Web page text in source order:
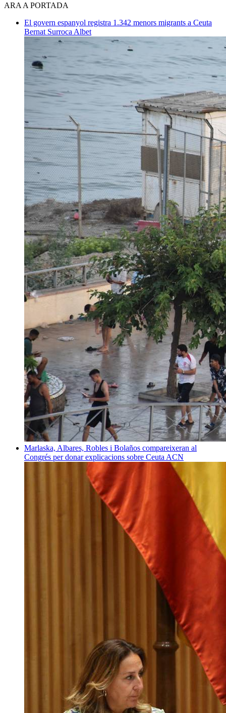
ARA A PORTADA
El govern espanyol registra 1.342 menors migrants a Ceuta
Bernat Surroca Albet
Marlaska, Albares, Robles i Bolaños compareixeran al
Congrés per donar explicacions sobre Ceuta ACN